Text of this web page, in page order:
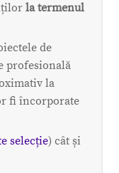
la termenul
de
profesională
la
fi încorporate
selecție) cât și